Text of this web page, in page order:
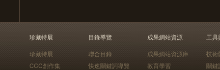
珍藏特展
珍藏特展
CCC創作集
目錄導覽
聯合目錄
快速關鍵詞導覽
成果網站資源
成果網站資源庫
教育學習
工具
技術
關鍵